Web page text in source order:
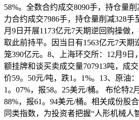
58%。全数合约成交8090手，持仓量削
力合约成交7986手，持仓量削减328手
月9日开展1173亿元7天期逆回购操做，
取此前持平。因当日有1563亿元7天期
笼390亿元。8、上海环交所：12月9日
额挂牌和谈买卖成交量707913吨，成
价59。50元/吨，跌1。1%。13、原油
1。07%，报58。25美元/桶。 布伦特2
88%，报61。94美元/桶。相关成份股
同类指数，为投资者把握“人形机械人